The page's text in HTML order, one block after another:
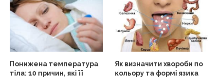
Понижена температура
тіла: 10 причин, які її
Як визначити хвороби по
кольору та формі язика